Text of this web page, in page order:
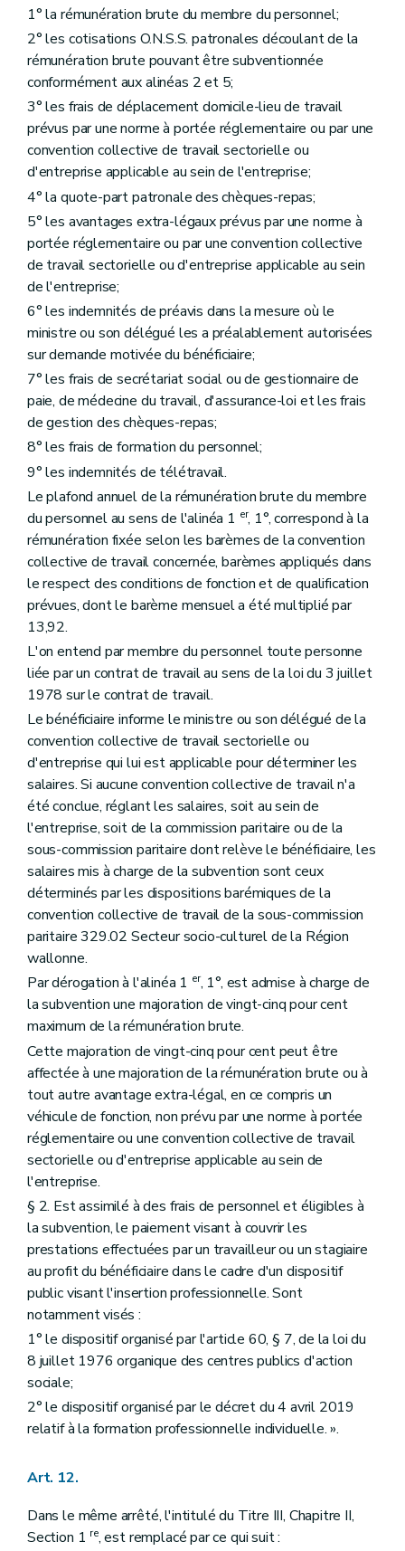
1° la rémunération brute du membre du personnel;
2° les cotisations O.N.S.S. patronales découlant de la
rémunération brute pouvant être subventionnée
conformément aux alinéas 2 et 5;
3° les frais de déplacement domicile-lieu de travail
prévus par une norme à portée réglementaire ou par une
convention collective de travail sectorielle ou
d'entreprise applicable au sein de l'entreprise;
4° la quote-part patronale des chèques-repas;
5° les avantages extra-légaux prévus par une norme à
portée réglementaire ou par une convention collective
de travail sectorielle ou d'entreprise applicable au sein
de l'entreprise;
6° les indemnités de préavis dans la mesure où le
ministre ou son délégué les a préalablement autorisées
sur demande motivée du bénéficiaire;
7° les frais de secrétariat social ou de gestionnaire de
paie, de médecine du travail, d'assurance-loi et les frais
de gestion des chèques-repas;
8° les frais de formation du personnel;
9° les indemnités de télétravail.
Le plafond annuel de la rémunération brute du membre
du personnel au sens de l'alinéa 1 er, 1°, correspond à la
rémunération fixée selon les barèmes de la convention
collective de travail concernée, barèmes appliqués dans
le respect des conditions de fonction et de qualification
prévues, dont le barème mensuel a été multiplié par
13,92.
L'on entend par membre du personnel toute personne
liée par un contrat de travail au sens de la loi du 3 juillet
1978 sur le contrat de travail.
Le bénéficiaire informe le ministre ou son délégué de la
convention collective de travail sectorielle ou
d'entreprise qui lui est applicable pour déterminer les
salaires. Si aucune convention collective de travail n'a
été conclue, réglant les salaires, soit au sein de
l'entreprise, soit de la commission paritaire ou de la
sous-commission paritaire dont relève le bénéficiaire, les
salaires mis à charge de la subvention sont ceux
déterminés par les dispositions barémiques de la
convention collective de travail de la sous-commission
paritaire 329.02 Secteur socio-culturel de la Région
wallonne.
Par dérogation à l'alinéa 1 er, 1°, est admise à charge de
la subvention une majoration de vingt-cinq pour cent
maximum de la rémunération brute.
Cette majoration de vingt-cinq pour cent peut être
affectée à une majoration de la rémunération brute ou à
tout autre avantage extra-légal, en ce compris un
véhicule de fonction, non prévu par une norme à portée
réglementaire ou une convention collective de travail
sectorielle ou d'entreprise applicable au sein de
l'entreprise.
§ 2. Est assimilé à des frais de personnel et éligibles à
la subvention, le paiement visant à couvrir les
prestations effectuées par un travailleur ou un stagiaire
au profit du bénéficiaire dans le cadre d'un dispositif
public visant l'insertion professionnelle. Sont
notamment visés :
1° le dispositif organisé par l'article 60, § 7, de la loi du
8 juillet 1976 organique des centres publics d'action
sociale;
2° le dispositif organisé par le décret du 4 avril 2019
relatif à la formation professionnelle individuelle. ».
Art. 12.
Dans le même arrêté, l'intitulé du Titre III, Chapitre II,
Section 1 re, est remplacé par ce qui suit :